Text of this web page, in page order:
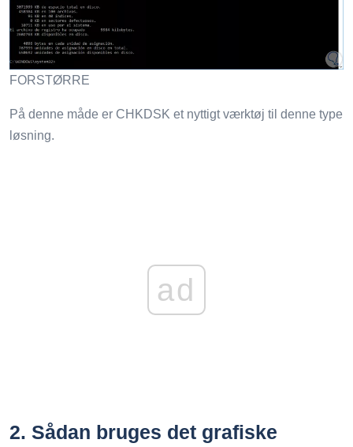
FORSTØRRE
På denne måde er CHKDSK et nyttigt værktøj til denne type
løsning.
ad
2. Sådan bruges det grafiske